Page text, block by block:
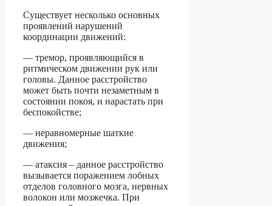
Существует несколько основных
проявлений нарушений
координации движений:
— тремор, проявляющийся в
ритмическом движении рук или
головы. Данное расстройство
может быть почти незаметным в
состоянии покоя, и нарастать при
беспокойстве;
— неравномерные шаткие
движения;
— атаксия – данное расстройство
вызывается поражением лобных
отделов головного мозга, нервных
волокон или мозжечка. При